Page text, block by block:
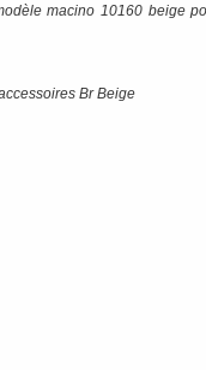
macino 10160 beige
Br Beige